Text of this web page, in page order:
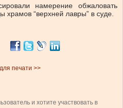
намерение обжаловать
“верхней лавры” в суде.
печати >>
и хотите участвовать в